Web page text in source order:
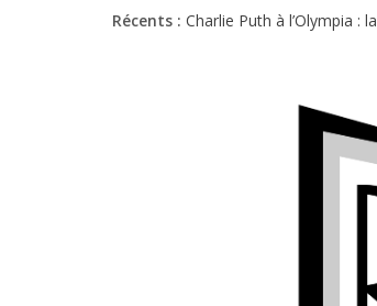
Récents : Charlie Puth à l’Olympia :
Première édition du